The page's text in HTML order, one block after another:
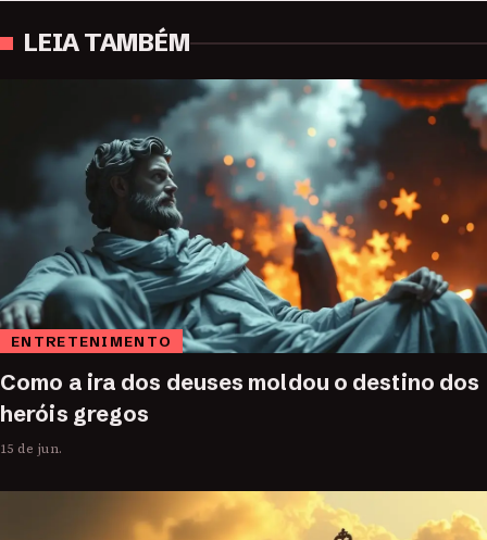
LEIA TAMBÉM
ENTRETENIMENTO
Como a ira dos deuses moldou o destino dos
heróis gregos
15 de jun.